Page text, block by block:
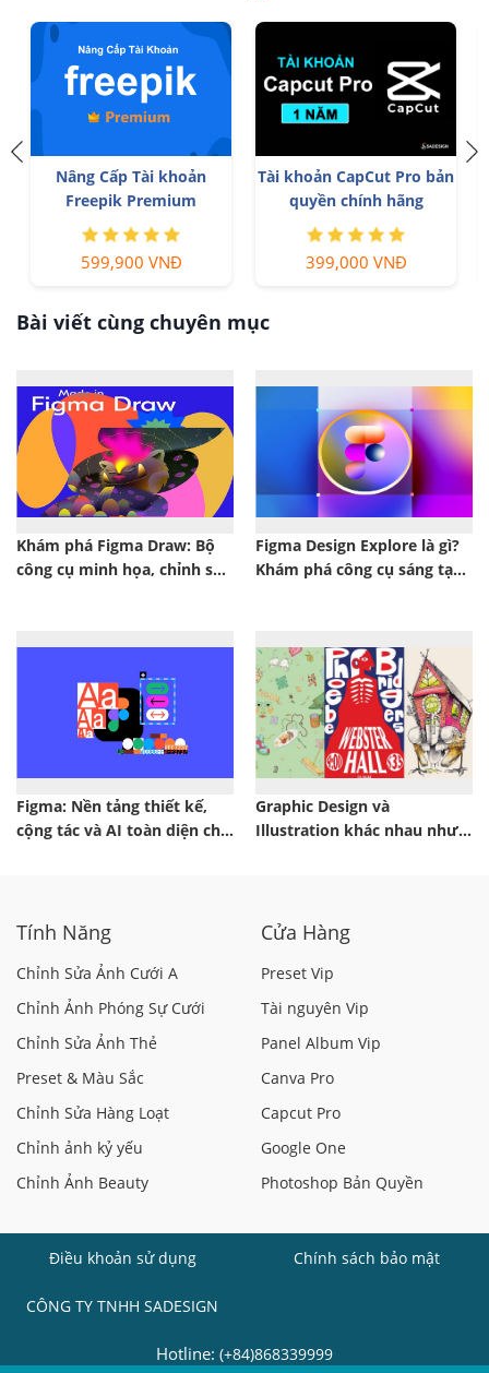
Nâng Cấp Tài khoản
Freepik Premium
599,900 VNĐ
Tài khoản CapCut Pro bản
quyền chính hãng
399,000 VNĐ
Bài viết cùng chuyên mục
Khám phá Figma Draw: Bộ
công cụ minh họa, chỉnh sửa
Figma Design Explore là gì?
Khám phá công cụ sáng tạo
Figma: Nền tảng thiết kế,
cộng tác và AI toàn diện cho
Graphic Design và
Illustration khác nhau như
Tính Năng
Chỉnh Sửa Ảnh Cưới A
Chỉnh Ảnh Phóng Sự Cưới
Chỉnh Sửa Ảnh Thẻ
Preset & Màu Sắc
Chỉnh Sửa Hàng Loạt
Chỉnh ảnh kỷ yếu
Chỉnh Ảnh Beauty
Cửa Hàng
Preset Vip
Tài nguyên Vip
Panel Album Vip
Canva Pro
Capcut Pro
Google One
Photoshop Bản Quyền
Điều khoản sử dụng Chính sách bảo mật
CÔNG TY TNHH SADESIGN
Hotline: (+84)868339999